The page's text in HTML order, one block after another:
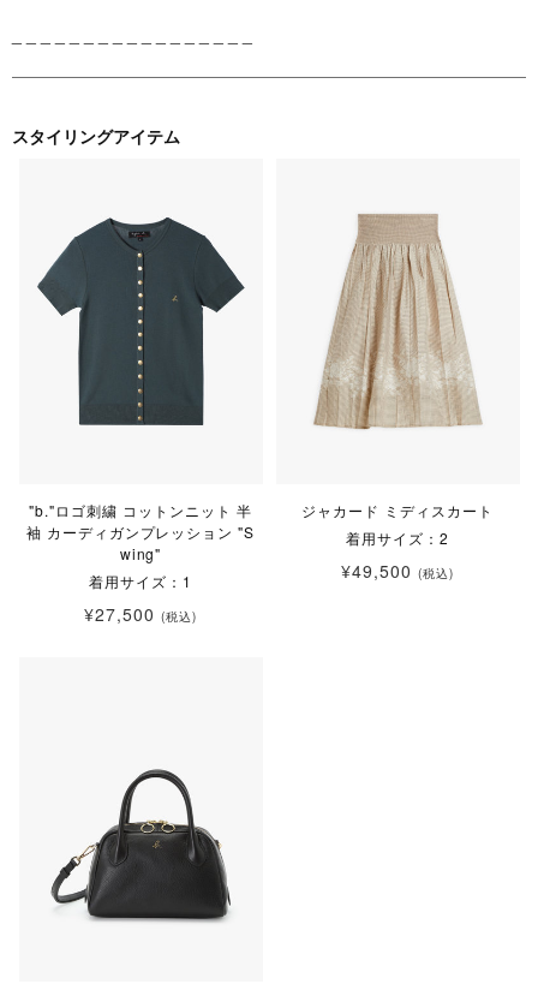
スタイリングアイテム
"b."ロゴ刺繍 コットンニット 半
袖 カーディガンプレッション "S
wing"
着用サイズ：1
¥27,500 (税込)
ジャカード ミディスカート
着用サイズ：2
¥49,500 (税込)